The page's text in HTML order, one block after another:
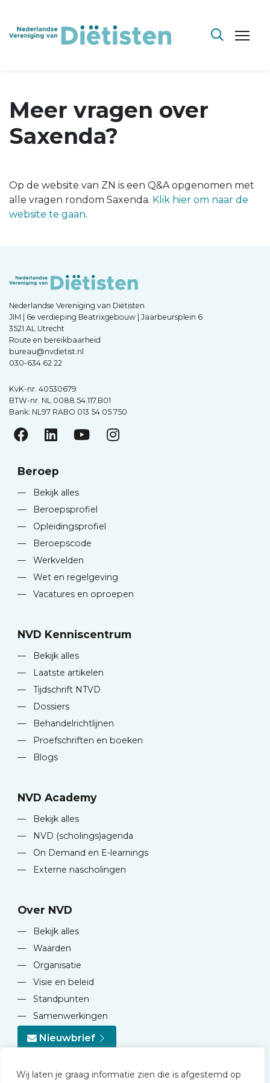
Wij laten je graag informatie zien die is afgestemd op
Meer vragen over
Saxenda?
Op de website van ZN is een Q&A opgenomen met
alle vragen rondom Saxenda. Klik hier om naar de
website te gaan.
Nederlandse Vereniging van Diëtisten
JIM | 6e verdieping Beatrixgebouw | Jaarbeursplein 6
3521 AL Utrecht
Route en bereikbaarheid
bureau@nvdietist.nl
030-634 62 22
KvK-nr. 40530679
BTW-nr. NL.0088.54.117.B01
Bank: NL97 RABO 013 54 05 750
Beroep
—
Bekijk alles
—
Beroepsprofiel
—
Opleidingsprofiel
—
Beroepscode
—
Werkvelden
—
Wet en regelgeving
—
Vacatures en oproepen
NVD Kenniscentrum
—
Bekijk alles
—
Laatste artikelen
—
Tijdschrift NTVD
—
Dossiers
—
Behandelrichtlijnen
—
Proefschriften en boeken
—
Blogs
NVD Academy
—
Bekijk alles
—
NVD (scholings)agenda
—
On Demand en E-learnings
—
Externe nascholingen
Over NVD
—
Bekijk alles
—
Waarden
—
Organisatie
—
Visie en beleid
—
Standpunten
—
Samenwerkingen
Nieuwbrief